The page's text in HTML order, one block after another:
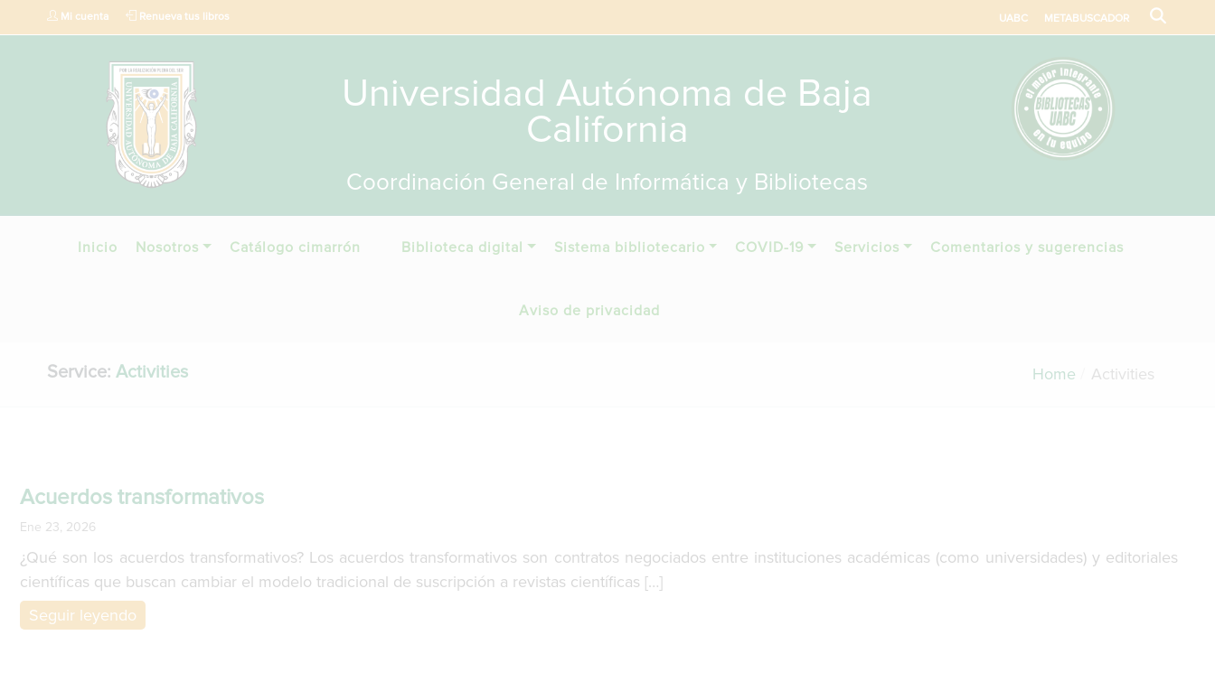
Mi cuenta Renueva tus libros UABC METABUSCADOR
Universidad Autónoma de Baja
California
Coordinación General de Informática y Bibliotecas
Inicio Nosotros Catálogo cimarrón Biblioteca digital Sistema bibliotecario COVID-19 Servicios Comentarios y sugerencias
Aviso de privacidad
Service: Activities Home Activities
Acuerdos transformativos
Ene 23, 2026
¿Qué son los acuerdos transformativos? Los acuerdos transformativos son contratos negociados entre instituciones académicas (como universidades) y editoriales
científicas que buscan cambiar el modelo tradicional de suscripción a revistas científicas […]
Seguir leyendo